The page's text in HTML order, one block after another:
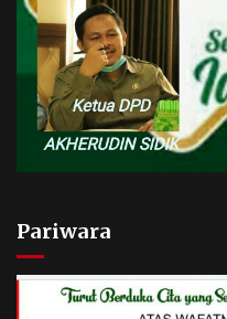
Pariwara